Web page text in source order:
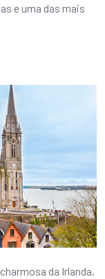
e uma das mais
da Irlanda,